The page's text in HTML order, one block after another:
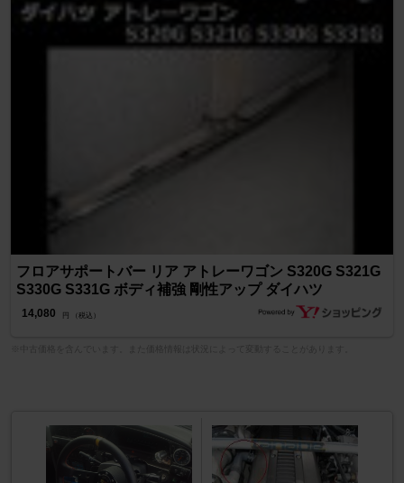
フロアサポートバー リア アトレーワゴン S320G S321G
S330G S331G ボディ補強 剛性アップ ダイハツ
14,080 円 （税込）